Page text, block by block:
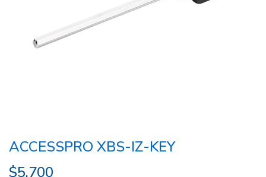
ACCESSPRO XBS-IZ-KEY
$5.700